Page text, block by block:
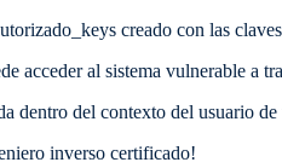
creado con las
acceder al sistema vulnerable a
dentro del contexto del usuario de
inverso certificado!